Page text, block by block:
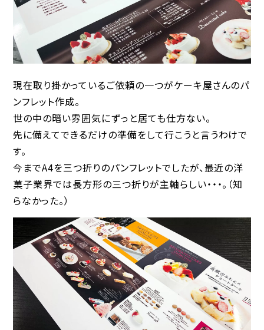
現在取り掛かっているご依頼の一つがケーキ屋さんのパ
ンフレット作成。
世の中の暗い雰囲気にずっと居ても仕方ない。
先に備えてできるだけの準備をして行こうと言うわけで
す。
今までA4を三つ折りのパンフレットでしたが、最近の洋
菓子業界では長方形の三つ折りが主軸らしい・・・。（知
らなかった。）